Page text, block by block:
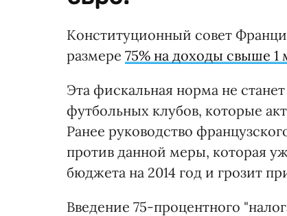
Конституционный совет
размере 75% на доходы свыше 1
Эта фискальная норма не
футбольных клубов, которые
Ранее руководство
против данной меры, которая
бюджета на 2014 год и грозит
Введение 75-процентного